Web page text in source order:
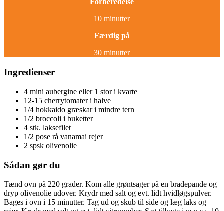
Forberedelse
10 minutter
Færdig på
30 minutter
Ingredienser
4 mini aubergine eller 1 stor i kvarte
12-15 cherrytomater i halve
1/4 hokkaido græskar i mindre tern
1/2 broccoli i buketter
4 stk. laksefilet
1/2 pose rå vanamai rejer
2 spsk olivenolie
Sådan gør du
Tænd ovn på 220 grader. Kom alle grøntsager på en bradepande og
dryp olivenolie udover. Krydr med salt og evt. lidt hvidløgspulver.
Bages i ovn i 15 minutter. Tag ud og skub til side og læg laks og